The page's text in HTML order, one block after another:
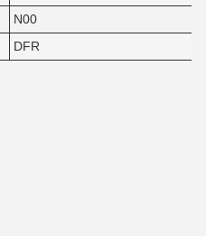
N00
DFR